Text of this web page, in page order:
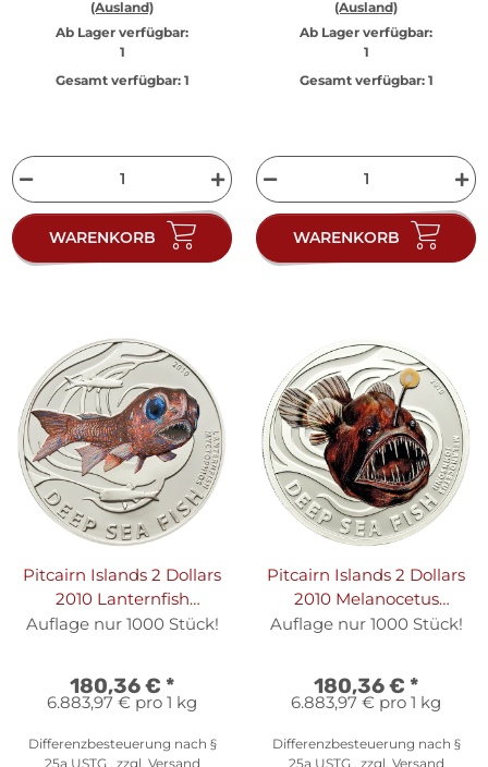
(Ausland)
Ab Lager verfügbar:
1
Gesamt verfügbar:1
WARENKORB
(Ausland)
Ab Lager verfügbar:
1
Gesamt verfügbar:1
WARENKORB
Pitcairn Islands 2 Dollars
2010 Lanternfish
Myctophios - 1/2 oz Silber
Auflage nur 1000 Stück!
180,36 € *
6.883,97 € pro 1 kg
Differenzbesteuerung nach §
25a USTG , zzgl. Versand
Pitcairn Islands 2 Dollars
2010 Melanocetus
Johnsonii - 1/2 oz Silber
Auflage nur 1000 Stück!
180,36 € *
6.883,97 € pro 1 kg
Differenzbesteuerung nach §
25a USTG , zzgl. Versand